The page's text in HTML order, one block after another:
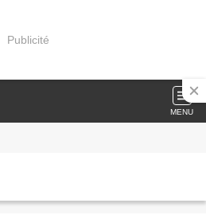
Publicité
MENU